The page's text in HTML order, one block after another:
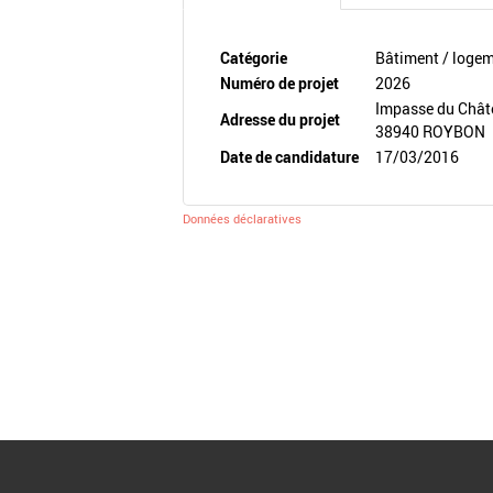
Catégorie
Bâtiment /
Numéro de projet
2026
Adresse du projet
Impasse du
38940 ROYBON
Date de candidature
17/03/2016
Données déclaratives